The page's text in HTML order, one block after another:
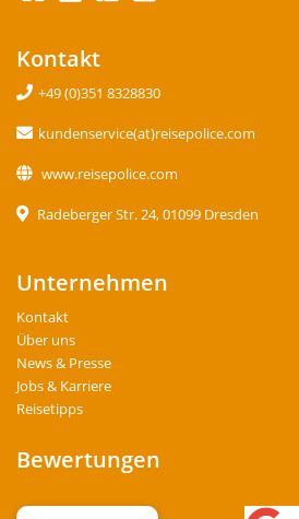
Kontakt
+49 (0)351 8328830
kundenservice(at)reisepolice.com
www.reisepolice.com
Radeberger Str. 24, 01099 Dresden
Unternehmen
Kontakt
Über uns
News & Presse
Jobs & Karriere
Reisetipps
Bewertungen